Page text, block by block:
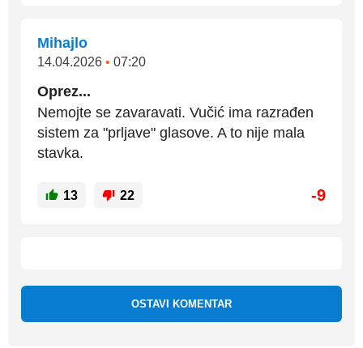
Mihajlo
14.04.2026 • 07:20
Oprez...
Nemojte se zavaravati. Vučić ima razrađen
sistem za "prljave" glasove. A to nije mala
stavka.
13 22 -9
OSTAVI KOMENTAR